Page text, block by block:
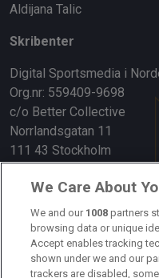
Aldijana Talic
Skribenter
Digital Sportsmedia i
Org.nr: 559409-9698
c/o Better Collective
Norrlandsgatan 11
111 43 Stockholm
Länkar
Om oss
Kontakta oss
We Care About
We and our 1008 partners
browsing data or unique
Accept enables tracking
shown under we and our
trackers are disabled,